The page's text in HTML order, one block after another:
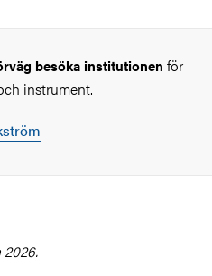
besöka institutionen för
instrument.